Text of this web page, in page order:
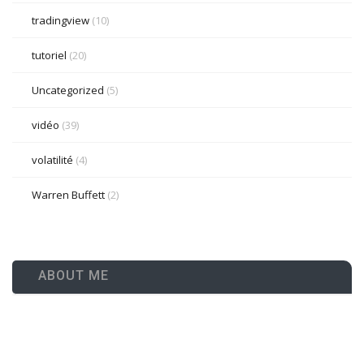
tradingview (10)
tutoriel (20)
Uncategorized (5)
vidéo (39)
volatilité (4)
Warren Buffett (2)
ABOUT ME